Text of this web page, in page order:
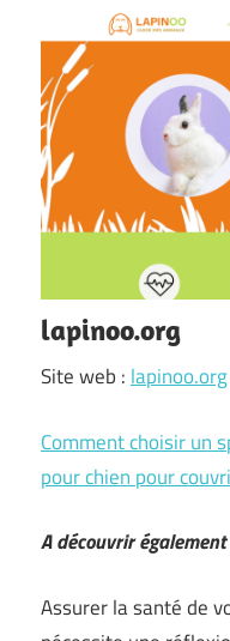
lapinoo.org
Site web : lapinoo.org
Comment choisir un
pour chien pour
A découvrir également
Assurer la santé de